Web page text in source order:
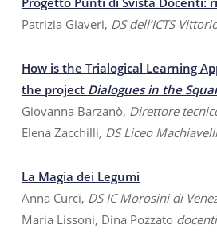
Patrizia Giaveri, DS dell’ICTS
How is the Trialogical Learning
the project Dialogues in the
Giovanna Barzanò, Direttore
Elena Zacchilli, DS Liceo
La Magia dei Legumi
Anna Curci, DS IC Morosini di
Maria Lissoni, Dina Pozzato